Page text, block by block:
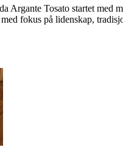
Argante Tosato startet
fokus på lidenskap,